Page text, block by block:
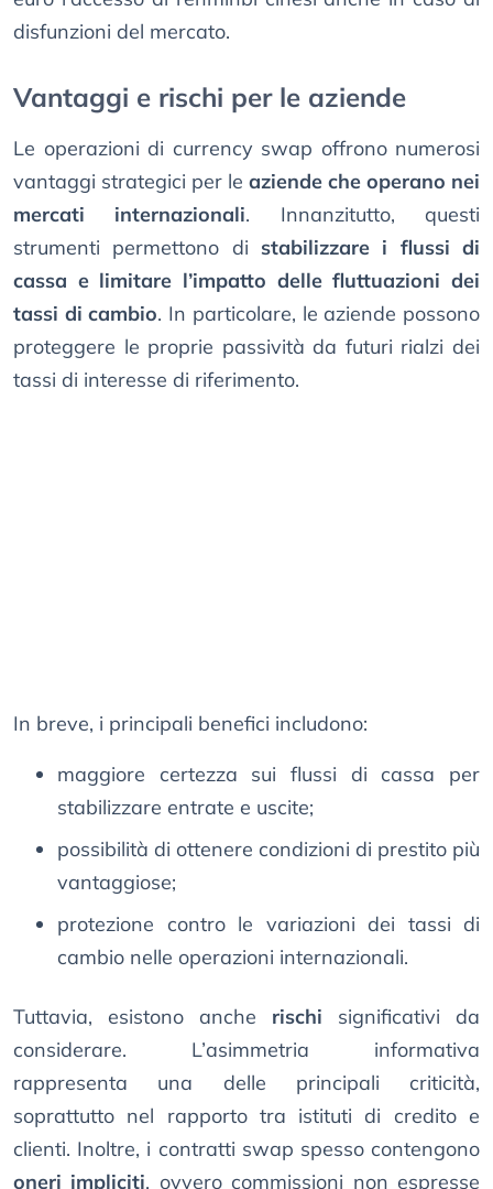
disfunzioni del mercato.
Vantaggi e rischi per le aziende
Le operazioni di currency swap offrono numerosi
vantaggi strategici per le aziende che operano nei
mercati internazionali. Innanzitutto, questi
strumenti permettono di stabilizzare i flussi di
cassa e limitare l’impatto delle fluttuazioni dei
tassi di cambio. In particolare, le aziende possono
proteggere le proprie passività da futuri rialzi dei
tassi di interesse di riferimento.
In breve, i principali benefici includono:
maggiore certezza sui flussi di cassa per
stabilizzare entrate e uscite;
possibilità di ottenere condizioni di prestito più
vantaggiose;
protezione contro le variazioni dei tassi di
cambio nelle operazioni internazionali.
Tuttavia, esistono anche rischi significativi da
considerare. L’asimmetria informativa
rappresenta una delle principali criticità,
soprattutto nel rapporto tra istituti di credito e
clienti. Inoltre, i contratti swap spesso contengono
oneri impliciti, ovvero commissioni non espresse